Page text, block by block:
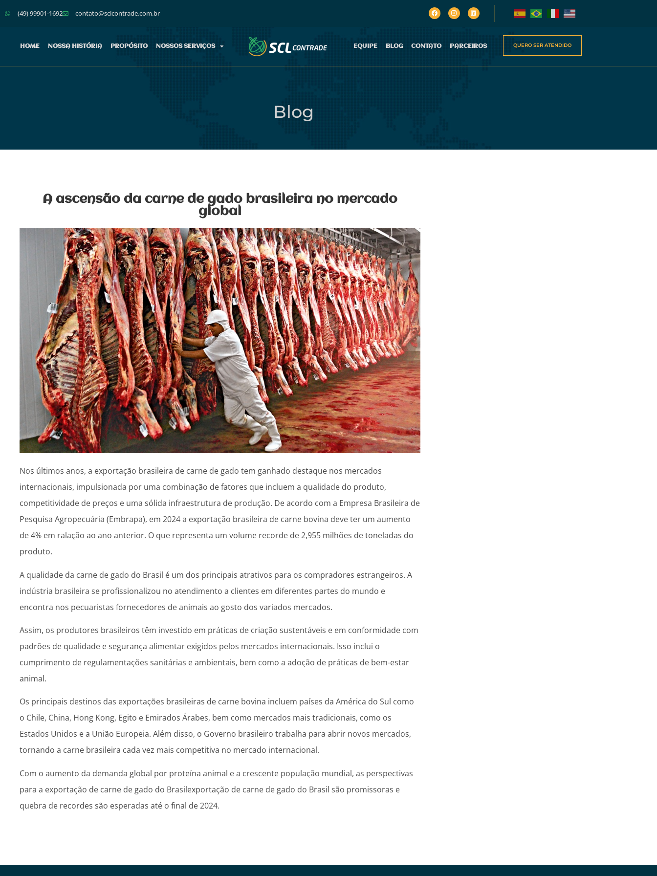
(49) 99901-1692 contato@sclcontrade.com.br
HOME NOSSA HISTÓRIA PROPÓSITO NOSSOS SERVIÇOS EQUIPE BLOG CONTATO PARCEIROS QUERO SER ATENDIDO
Blog
A ascensão da carne de gado brasileira no mercado
global
Nos últimos anos, a exportação brasileira de carne de gado tem ganhado destaque nos mercados
internacionais, impulsionada por uma combinação de fatores que incluem a qualidade do produto,
competitividade de preços e uma sólida infraestrutura de produção. De acordo com a Empresa Brasileira de
Pesquisa Agropecuária (Embrapa), em 2024 a exportação brasileira de carne bovina deve ter um aumento
de 4% em ralação ao ano anterior. O que representa um volume recorde de 2,955 milhões de toneladas do
produto.
A qualidade da carne de gado do Brasil é um dos principais atrativos para os compradores estrangeiros. A
indústria brasileira se profissionalizou no atendimento a clientes em diferentes partes do mundo e
encontra nos pecuaristas fornecedores de animais ao gosto dos variados mercados.
Assim, os produtores brasileiros têm investido em práticas de criação sustentáveis e em conformidade com
padrões de qualidade e segurança alimentar exigidos pelos mercados internacionais. Isso inclui o
cumprimento de regulamentações sanitárias e ambientais, bem como a adoção de práticas de bem-estar
animal.
Os principais destinos das exportações brasileiras de carne bovina incluem países da América do Sul como
o Chile, China, Hong Kong, Egito e Emirados Árabes, bem como mercados mais tradicionais, como os
Estados Unidos e a União Europeia. Além disso, o Governo brasileiro trabalha para abrir novos mercados,
tornando a carne brasileira cada vez mais competitiva no mercado internacional.
Com o aumento da demanda global por proteína animal e a crescente população mundial, as perspectivas
para a exportação de carne de gado do Brasilexportação de carne de gado do Brasil são promissoras e
quebra de recordes são esperadas até o final de 2024.